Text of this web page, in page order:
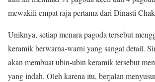
mewakili empat raja pertama dari Dinasti
Uniknya, setiap menara pagoda tersebut
keramik berwarna-warni yang sangat detail.
akan membuat ubin-ubin keramik tersebut
yang indah. Oleh karena itu, berjalan